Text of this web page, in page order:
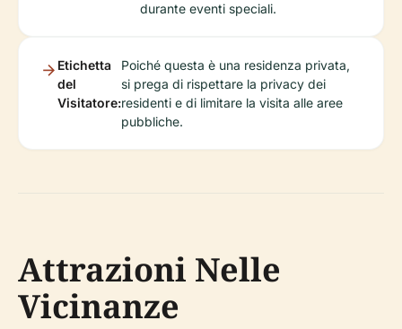
durante eventi speciali.
Etichetta
del
Visitatore:
Poiché questa è una residenza privata,
si prega di rispettare la privacy dei
residenti e di limitare la visita alle aree
pubbliche.
Attrazioni Nelle
Vicinanze